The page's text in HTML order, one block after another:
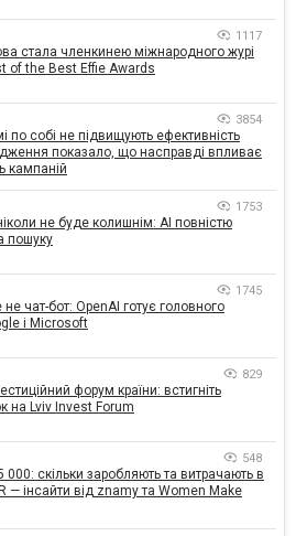
1117
стала членкинею міжнародного журі
of the Best Effie Awards
3854
по собі не підвищують ефективність
показало, що насправді впливає
кампаній
1753
не буде колишнім: AI повністю
пошуку
1745
не чат-бот: OpenAI готує головного
і Microsoft
829
форум країни: встигніть
на Lviv Invest Forum
548
000: скільки заробляють та витрачають в
— інсайти від znamy та Women Make